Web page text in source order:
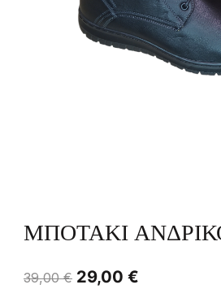
ΜΠΟΤΑΚΙ
39,00€ 29,00 €